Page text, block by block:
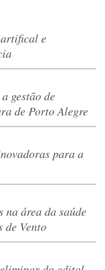
e
gestão de
de Porto Alegre
para a
área da saúde
de Vento